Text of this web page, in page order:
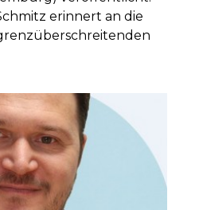
erinnert an die